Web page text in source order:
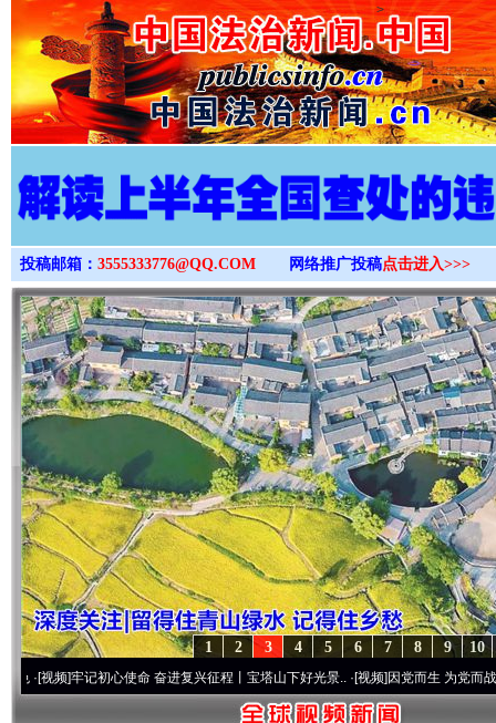
>
投稿邮箱： 3555333776@QQ.COM 网络推广投稿点击进入>>>
10
9
8
7
6
5
4
3
2
1
记初心使命 奋进复兴征程丨宝塔山下好光景..·[视频]因党而生 为党而战——百年“纪